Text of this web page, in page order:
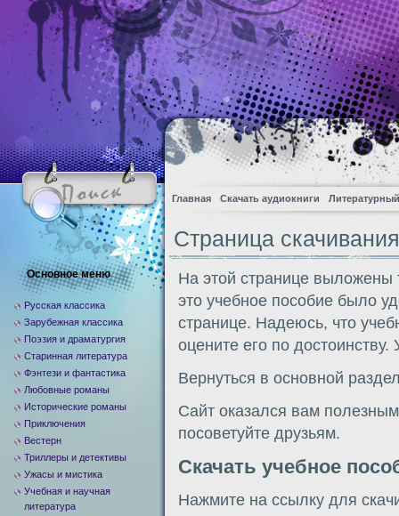
Главная Скачать аудиокниги
Страница
На этой странице выложены
это учебное пособие было
странице. Надеюсь, что
оцените его по
Вернуться в основной
Сайт оказался вам
посоветуйте друзьям.
Скачать учебное
Нажмите на ссылку для
Основное меню
Русская классика
Зарубежная классика
Поэзия и драматургия
Старинная литература
Фэнтези и фантастика
Любовные романы
Исторические романы
Приключения
Вестерн
Триллеры и детективы
Ужасы и мистика
Учебная и научная
литература